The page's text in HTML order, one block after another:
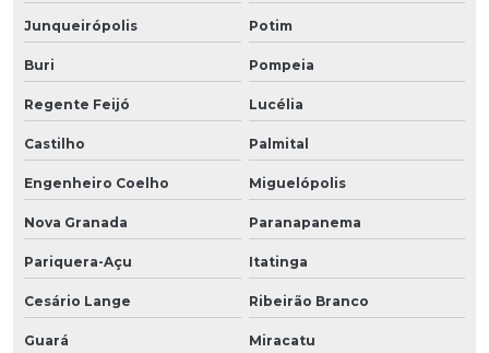
Junqueirópolis Potim
Buri Pompeia
Regente Feijó Lucélia
Castilho Palmital
Engenheiro Coelho Miguelópolis
Nova Granada Paranapanema
Pariquera-Açu Itatinga
Cesário Lange Ribeirão Branco
Guará Miracatu